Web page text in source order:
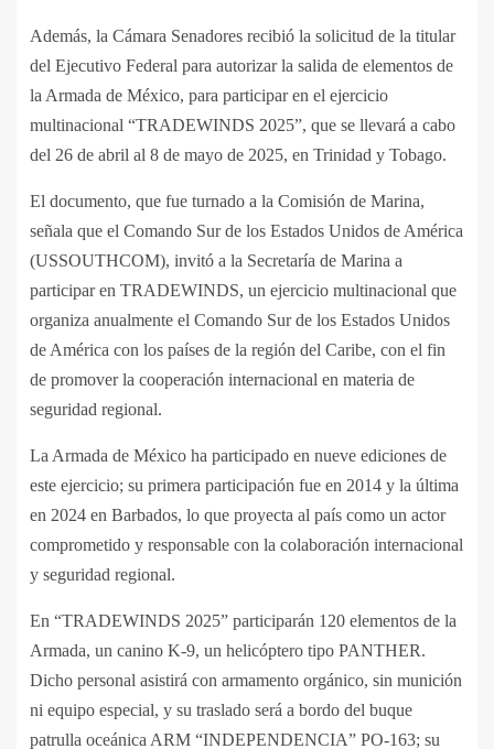
Además, la Cámara Senadores recibió la solicitud de la titular
del Ejecutivo Federal para autorizar la salida de elementos de
la Armada de México, para participar en el ejercicio
multinacional “TRADEWINDS 2025”, que se llevará a cabo
del 26 de abril al 8 de mayo de 2025, en Trinidad y Tobago.
El documento, que fue turnado a la Comisión de Marina,
señala que el Comando Sur de los Estados Unidos de América
(USSOUTHCOM), invitó a la Secretaría de Marina a
participar en TRADEWINDS, un ejercicio multinacional que
organiza anualmente el Comando Sur de los Estados Unidos
de América con los países de la región del Caribe, con el fin
de promover la cooperación internacional en materia de
seguridad regional.
La Armada de México ha participado en nueve ediciones de
este ejercicio; su primera participación fue en 2014 y la última
en 2024 en Barbados, lo que proyecta al país como un actor
comprometido y responsable con la colaboración internacional
y seguridad regional.
En “TRADEWINDS 2025” participarán 120 elementos de la
Armada, un canino K-9, un helicóptero tipo PANTHER.
Dicho personal asistirá con armamento orgánico, sin munición
ni equipo especial, y su traslado será a bordo del buque
patrulla oceánica ARM “INDEPENDENCIA” PO-163; su